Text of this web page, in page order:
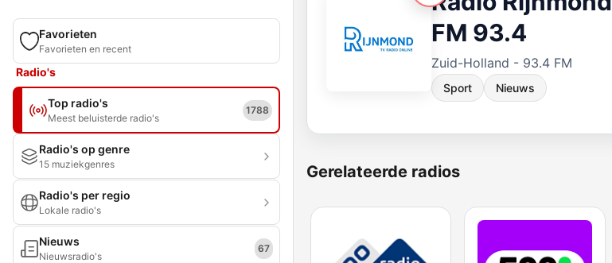
Favorieten
Favorieten en recent
Radio's
Top radio's
Meest beluisterde radio's
1788
Radio's op genre
15 muziekgenres
Radio's per regio
Lokale radio's
Nieuws
Nieuwsradio's
67
FM 93.4
Zuid-Holland - 93.4 FM
Sport Nieuws
Gerelateerde radios